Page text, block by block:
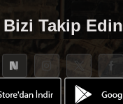
Bizi Takip Edin